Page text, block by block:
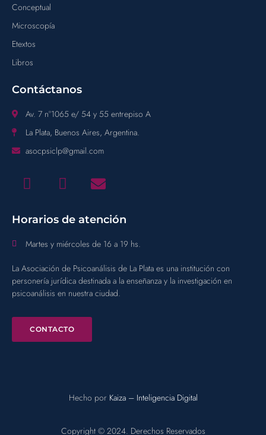
Conceptual
Microscopía
Etextos
Libros
Contáctanos
Av. 7 n°1065 e/ 54 y 55 entrepiso A
La Plata, Buenos Aires, Argentina.
asocpsiclp@gmail.com
Horarios de atención
Martes y miércoles de 16 a 19 hs.
La Asociación de Psicoanálisis de La Plata es una institución con
personería jurídica destinada a la enseñanza y la investigación en
psicoanálisis en nuestra ciudad.
CONTACTO
Hecho por Kaiza – Inteligencia Digital
Copyright © 2024. Derechos Reservados